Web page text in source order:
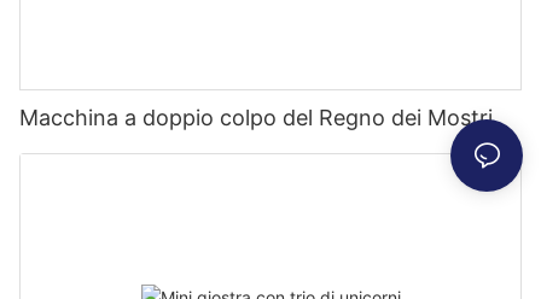
Macchina a doppio colpo del Regno dei Mostri